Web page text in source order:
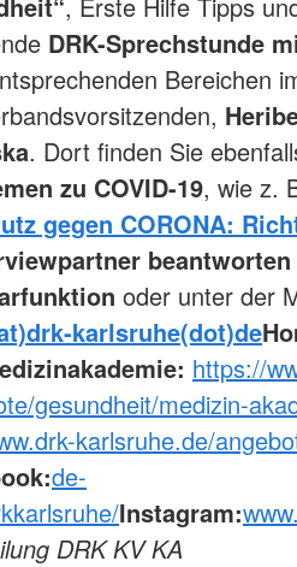
DRK-Sprechstunde
Bereichen
. Dort finden Sie
zu COVID-19, wie z.
gegen CORONA:
beantworten
oder unter der
karlsruhe(dot)de
https://
gesundheit/medizin-
karlsruhe.de/
de-
Instagram:
DRK KV KA